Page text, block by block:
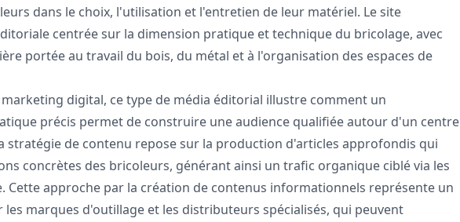
dans le choix, l'utilisation et l'entretien de leur matériel. Le site
centrée sur la dimension pratique et technique du bricolage, avec
portée au travail du bois, du métal et à l'organisation des espaces de
digital, ce type de média éditorial illustre comment un
précis permet de construire une audience qualifiée autour d'un centre
stratégie de contenu repose sur la production d'articles approfondis qui
concrètes des bricoleurs, générant ainsi un trafic organique ciblé via les
Cette approche par la création de contenus informationnels représente un
les marques d'outillage et les distributeurs spécialisés, qui peuvent